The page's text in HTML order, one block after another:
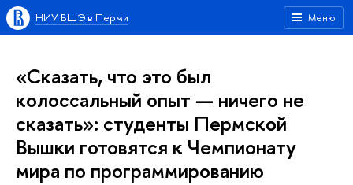
Меню
НИУ ВШЭ в Перми
«Сказать, что это был
колоссальный опыт — ничего не
сказать»: студенты Пермской
Вышки готовятся к Чемпионату
мира по программированию